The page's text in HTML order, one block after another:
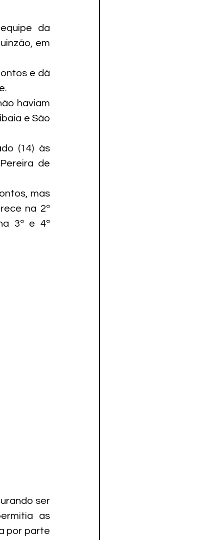
da
em
e dá
haviam
e São
(14) às
de
mas
na 2ª
3ª e 4ª
ser
as
por parte